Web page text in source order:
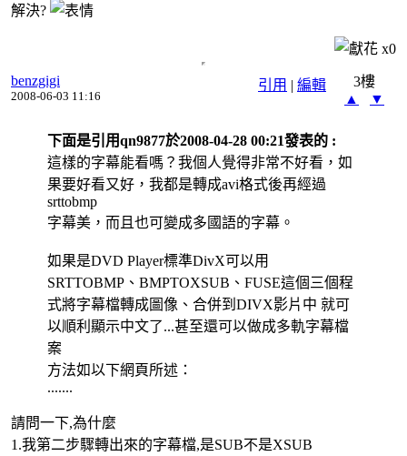
解決?
x0
引用 | 編輯
benzgigi
2008-06-03 11:16
3樓
▲
▼
下面是引用qn9877於2008-04-28 00:21發表的 :
這樣的字幕能看嗎？我個人覺得非常不好看，如
果要好看又好，我都是轉成avi格式後再經過
srttobmp
字幕美，而且也可變成多國語的字幕。
如果是DVD Player標準DivX可以用
SRTTOBMP、BMPTOXSUB、FUSE這個三個程
式將字幕檔轉成圖像、合併到DIVX影片中 就可
以順利顯示中文了...甚至還可以做成多軌字幕檔
案
方法如以下網頁所述：
.......
請問一下,為什麼
1.我第二步驟轉出來的字幕檔,是SUB不是XSUB